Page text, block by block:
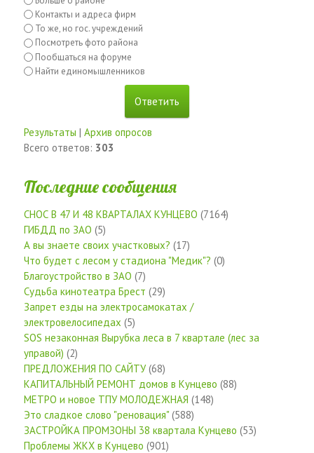
Контакты и адреса фирм
То же, но гос. учреждений
Посмотреть фото района
Пообщаться на форуме
Найти единомышленников
Результаты | Архив опросов
Всего ответов: 303
Последние сообщения
СНОС В 47 И 48 КВАРТАЛАХ КУНЦЕВО (7164)
ГИБДД по ЗАО (5)
А вы знаете своих участковых? (17)
Что будет с лесом у стадиона "Медик"? (0)
Благоустройство в ЗАО (7)
Судьба кинотеатра Брест (29)
Запрет езды на электросамокатах /
электровелосипедах (5)
SOS незаконная Вырубка леса в 7 квартале (лес за
управой) (2)
ПРЕДЛОЖЕНИЯ ПО САЙТУ(68)
КАПИТАЛЬНЫЙ РЕМОНТ домов в Кунцево (88)
МЕТРО и новое ТПУ МОЛОДЕЖНАЯ (148)
Это сладкое слово "реновация" (588)
ЗАСТРОЙКА ПРОМЗОНЫ 38 квартала Кунцево (53)
Проблемы ЖКХ в Кунцево (901)